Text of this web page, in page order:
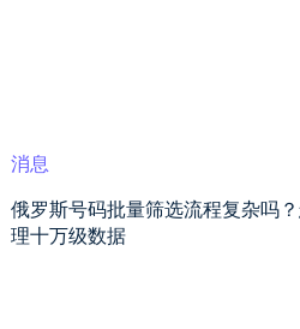
消息
俄罗斯号码批量筛选流程复杂吗
理十万级数据